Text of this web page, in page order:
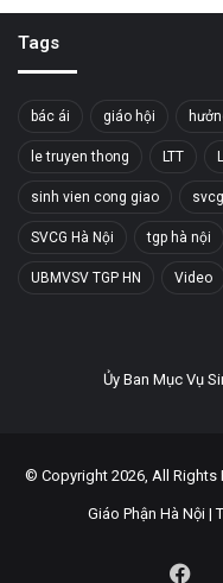
Tags
bác ái giáo hội
le truyen thong LTT
sinh vien cong giao svcg
SVCG Hà Nội tgp hà nội
UBMVSV TGP HN Video
Ủy Ban Mục Vụ
© Copyright 2026, All Rights
Giáo Phận Hà Nội|